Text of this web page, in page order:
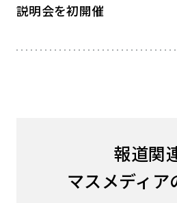
説明会を初開催
報道関
マスメディア